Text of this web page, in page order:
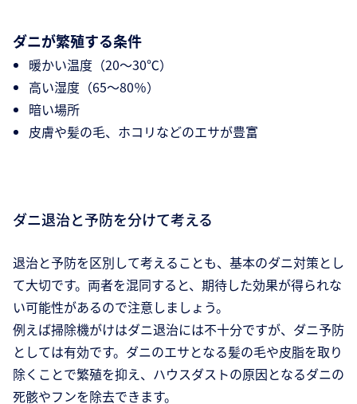
ダニが繁殖する条件
暖かい温度（20～30℃）
高い湿度（65～80％）
暗い場所
皮膚や髪の毛、ホコリなどのエサが豊富
ダニ退治と予防を分けて考える
退治と予防を区別して考えることも、基本のダニ対策とし
て大切です。両者を混同すると、期待した効果が得られな
い可能性があるので注意しましょう。
例えば掃除機がけはダニ退治には不十分ですが、ダニ予防
としては有効です。ダニのエサとなる髪の毛や皮脂を取り
除くことで繁殖を抑え、ハウスダストの原因となるダニの
死骸やフンを除去できます。